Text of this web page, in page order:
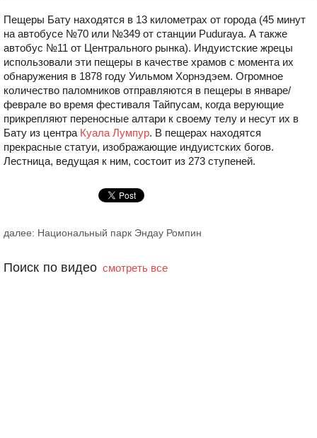
Пещеры Бату находятся в 13 километрах от города (45 минут
на автобусе №70 или №349 от станции Puduraya. А также
автобус №11 от Центрального рынка). Индуистские жрецы
использовали эти пещеры в качестве храмов с момента их
обнаружения в 1878 году Уильмом Хорнэдэем. Огромное
количество паломников отправляются в пещеры в январе/
феврале во время фестиваля Тайпусам, когда верующие
прикрепляют переносные алтари к своему телу и несут их в
Бату из центра Куала Лумпур. В пещерах находятся
прекрасные статуи, изображающие индуистских богов.
Лестница, ведущая к ним, состоит из 273 ступеней.
далее: Национальный парк Эндау Ромпин
Поиск по видео смотреть все